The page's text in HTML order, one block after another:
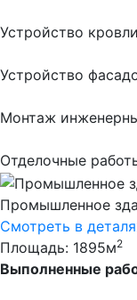
Устройство
Устройство
Монтаж
Отделочные
Промышленное
Смотреть в
Площадь: 1895м2
Выполненные